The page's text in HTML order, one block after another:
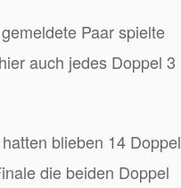
Paar spielte
auch jedes Doppel 3
blieben 14 Doppel
die beiden Doppel